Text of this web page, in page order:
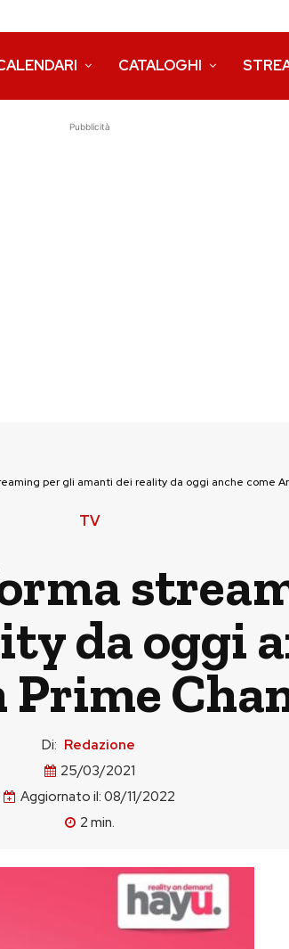
CATALOGHI
Pubblicità
per gli amanti dei reality da oggi anche come
TV
da oggi
Prime
Di: Redazione
25/03/2021
Aggiornato il: 08/11/2022
2 min.